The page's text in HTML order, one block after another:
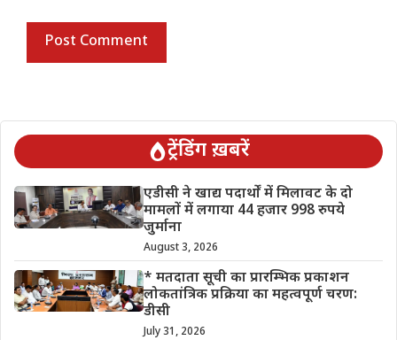
ट्रेंडिंग ख़बरें
एडीसी ने खाद्य पदार्थों में मिलावट के दो
मामलों में लगाया 44 हजार 998 रुपये
जुर्माना
August 3, 2026
* मतदाता सूची का प्रारम्भिक प्रकाशन
लोकतांत्रिक प्रक्रिया का महत्वपूर्ण चरण:
डीसी
July 31, 2026